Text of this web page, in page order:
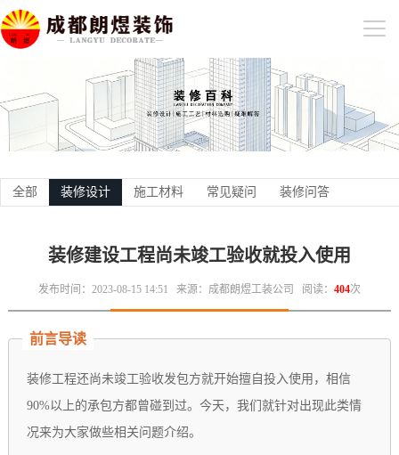
全部 装修设计 施工材料 常见疑问 装修问答
装修建设工程尚未竣工验收就投入使用
发布时间：2023-08-15 14:51 来源：成都朗煜工装公司 阅读： 404次
前言导读
装修工程还尚未竣工验收发包方就开始擅自投入使用，相信
90%以上的承包方都曾碰到过。今天，我们就针对出现此类情
况来为大家做些相关问题介绍。